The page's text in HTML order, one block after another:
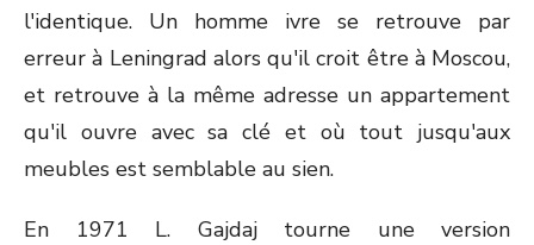
l'identique. Un homme ivre se retrouve par
erreur à Leningrad alors qu'il croit être à Moscou,
et retrouve à la même adresse un appartement
qu'il ouvre avec sa clé et où tout jusqu'aux
meubles est semblable au sien.
En 1971 L. Gajdaj tourne une version